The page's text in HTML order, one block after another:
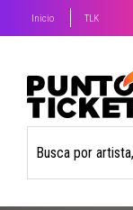
Inicio TLK